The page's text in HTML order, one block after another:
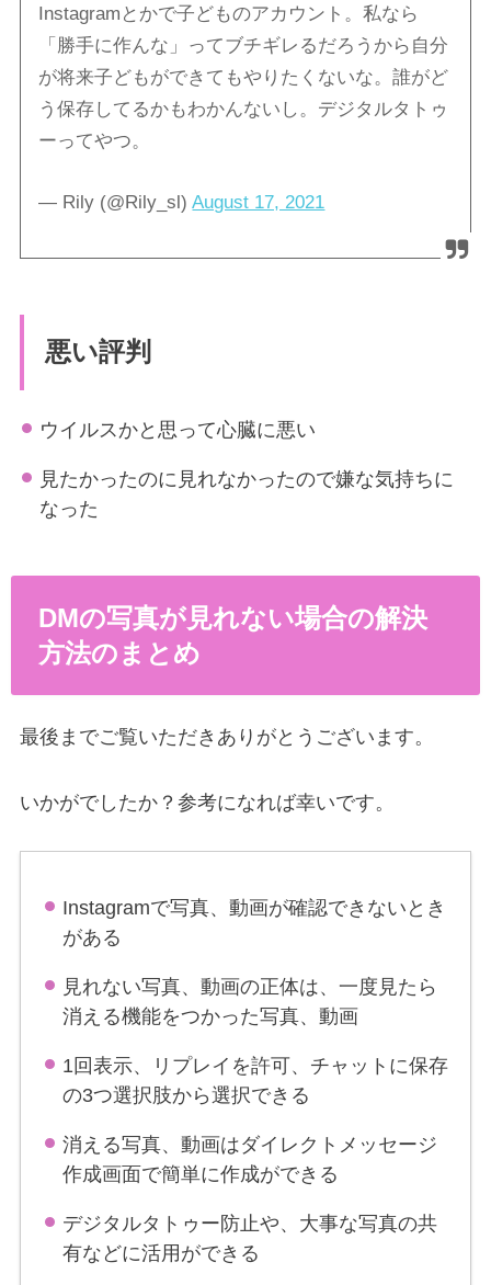
Instagramとかで子どものアカウント。私なら
「勝手に作んな」ってブチギレるだろうから自分
が将来子どもができてもやりたくないな。誰がど
う保存してるかもわかんないし。デジタルタトゥ
ーってやつ。
— Rily (@Rily_sl)August 17, 2021
悪い評判
ウイルスかと思って心臓に悪い
見たかったのに見れなかったので嫌な気持ちに
なった
DMの写真が見れない場合の解決
方法のまとめ
最後までご覧いただきありがとうございます。
いかがでしたか？参考になれば幸いです。
Instagramで写真、動画が確認できないとき
がある
見れない写真、動画の正体は、一度見たら
消える機能をつかった写真、動画
1回表示、リプレイを許可、チャットに保存
の3つ選択肢から選択できる
消える写真、動画はダイレクトメッセージ
作成画面で簡単に作成ができる
デジタルタトゥー防止や、大事な写真の共
有などに活用ができる